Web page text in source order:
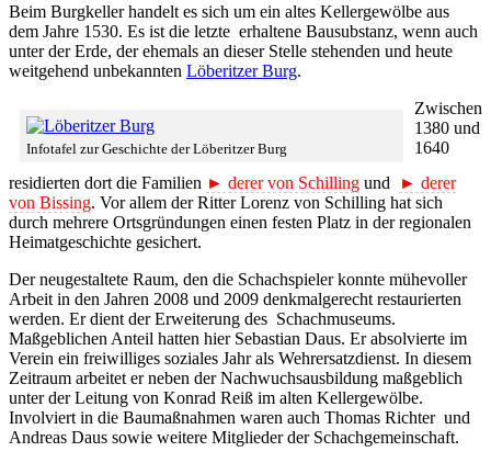
Beim Burgkeller handelt es sich um ein altes Kellergewölbe aus
dem Jahre 1530. Es ist die letzte erhaltene Bausubstanz, wenn auch
unter der Erde, der ehemals an dieser Stelle stehenden und heute
weitgehend unbekannten Löberitzer Burg.
Infotafel zur Geschichte der Löberitzer Burg
Zwischen
1380 und
1640
residierten dort die Familien ► derer von Schilling und
► derer
von Bissing. Vor allem der Ritter Lorenz von Schilling hat sich
durch mehrere Ortsgründungen einen festen Platz in der regionalen
Heimatgeschichte gesichert.
Der neugestaltete Raum, den die Schachspieler konnte mühevoller
Arbeit in den Jahren 2008 und 2009 denkmalgerecht restaurierten
werden. Er dient der Erweiterung des Schachmuseums.
Maßgeblichen Anteil hatten hier Sebastian Daus. Er absolvierte im
Verein ein freiwilliges soziales Jahr als Wehrersatzdienst. In diesem
Zeitraum arbeitet er neben der Nachwuchsausbildung maßgeblich
unter der Leitung von Konrad Reiß im alten Kellergewölbe.
Involviert in die Baumaßnahmen waren auch Thomas Richter und
Andreas Daus sowie weitere Mitglieder der Schachgemeinschaft.